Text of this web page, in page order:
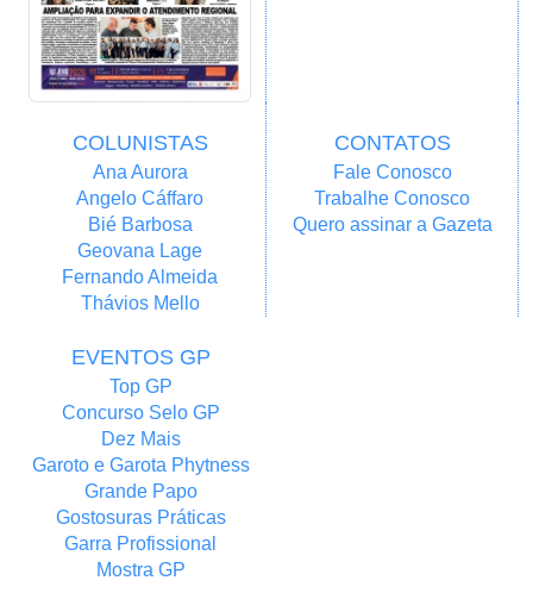
COLUNISTAS
Ana Aurora
Angelo Cáffaro
Bié Barbosa
Geovana Lage
Fernando Almeida
Thávios Mello
CONTATOS
Fale Conosco
Trabalhe Conosco
Quero assinar a Gazeta
EVENTOS GP
Top GP
Concurso Selo GP
Dez Mais
Garoto e Garota Phytness
Grande Papo
Gostosuras Práticas
Garra Profissional
Mostra GP